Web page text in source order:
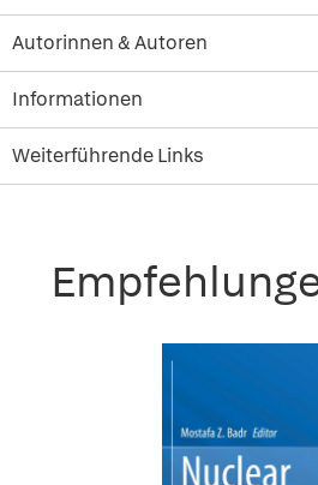
Autorinnen & Autoren
Informationen
Weiterführende Links